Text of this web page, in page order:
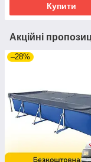
Купити
Акційні
–28%